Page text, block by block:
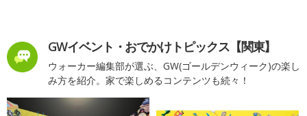
GWイベント・おでかけトピックス【関東】
ウォーカー編集部が選ぶ、GW(ゴールデンウィーク)の楽し
み方を紹介。家で楽しめるコンテンツも続々！